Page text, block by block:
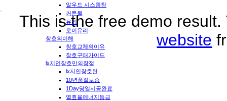
알우드 시스템창
커튼월
유리
로이유리
창호의이해
창호교체의이유
창호구매가이드
lx지인창호만의장점
lx지인창호란
10년품질보증
1Day당일시공완료
열효율에너지등급
This is the free demo
website